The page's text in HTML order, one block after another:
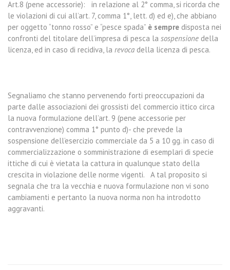
Art.8 (pene accessorie): in relazione al 2° comma, si ricorda che
le violazioni di cui all’art. 7, comma 1°, lett. d) ed e), che abbiano
per oggetto “tonno rosso” e “pesce spada” è sempre disposta nei
confronti del titolare dell’impresa di pesca la sospensione della
licenza, ed in caso di recidiva, la revoca della licenza di pesca.
Segnaliamo che stanno pervenendo forti preoccupazioni da
parte dalle associazioni dei grossisti del commercio ittico circa
la nuova formulazione dell’art. 9 (pene accessorie per
contravvenzione) comma 1° punto d)- che prevede la
sospensione dell’esercizio commerciale da 5 a 10 gg. in caso di
commercializzazione o somministrazione di esemplari di specie
ittiche di cui è vietata la cattura in qualunque stato della
crescita in violazione delle norme vigenti. A tal proposito si
segnala che tra la vecchia e nuova formulazione non vi sono
cambiamenti e pertanto la nuova norma non ha introdotto
aggravanti.